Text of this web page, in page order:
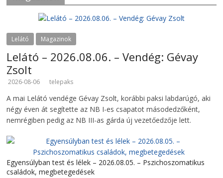
Lelátó Magazinok
Lelátó – 2026.08.06. – Vendég: Gévay
Zsolt
2026-08-06 telepaks
A mai Lelátó vendége Gévay Zsolt, korábbi paksi labdarúgó, aki
négy éven át segítette az NB I-es csapatot másodedzőként,
nemrégiben pedig az NB III-as gárda új vezetőedzője lett.
Egyensúlyban test és lélek – 2026.08.05. – Pszichoszomatikus
családok, megbetegedések